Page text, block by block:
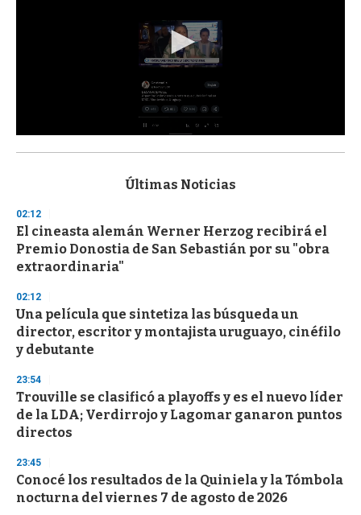
s
d
s
o
f
3
s
e
c
o
n
d
Últimas Noticias
02:12
El cineasta alemán Werner Herzog recibirá el
Premio Donostia de San Sebastián por su "obra
extraordinaria"
02:12
Una película que sintetiza las búsqueda un
director, escritor y montajista uruguayo, cinéfilo
y debutante
23:54
Trouville se clasificó a playoffs y es el nuevo líder
de la LDA; Verdirrojo y Lagomar ganaron puntos
directos
23:45
Conocé los resultados de la Quiniela y la Tómbola
nocturna del viernes 7 de agosto de 2026